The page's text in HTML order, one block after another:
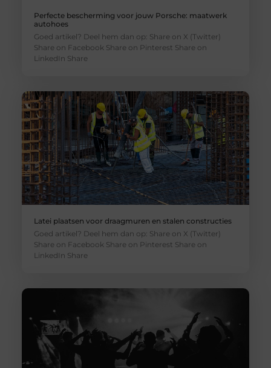
Perfecte bescherming voor jouw Porsche: maatwerk
autohoes
Goed artikel? Deel hem dan op: Share on X (Twitter)
Share on Facebook Share on Pinterest Share on
LinkedIn Share
Latei plaatsen voor draagmuren en stalen constructies
Goed artikel? Deel hem dan op: Share on X (Twitter)
Share on Facebook Share on Pinterest Share on
LinkedIn Share